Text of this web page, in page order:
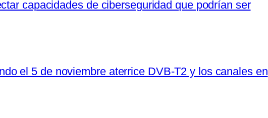
capacidades de ciberseguridad que podrían ser
el 5 de noviembre aterrice DVB-T2 y los canales en